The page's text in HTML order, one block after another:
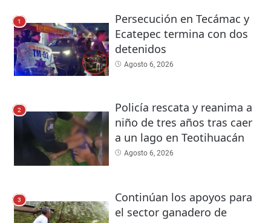
1
Persecución en Tecámac y
Ecatepec termina con dos
detenidos
Agosto 6, 2026
2
Policía rescata y reanima a
niño de tres años tras caer
a un lago en Teotihuacán
Agosto 6, 2026
3
Continúan los apoyos para
el sector ganadero de